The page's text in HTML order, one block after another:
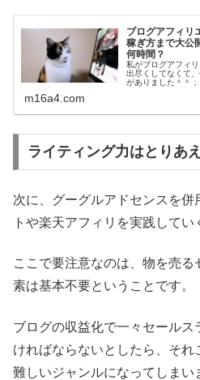
ブログアフィリ
稼ぎ方まで大公
何時間？
私がブログアフィ
出尽くしてなくて
がありました＾＾； 今は色々なノウハウが出ているので
いるのか。どのよ
´ω｀*)
m16a4.com
ライティング力はとりあ
次に、グーグルアドセンスを併
トや楽天アフィリを実践してい
ここで要注意なのは、物を売
素は基本不要ということです。
ブログの収益化で一々セール
ければならないとしたら、そ
難しいジャンルになってしまい